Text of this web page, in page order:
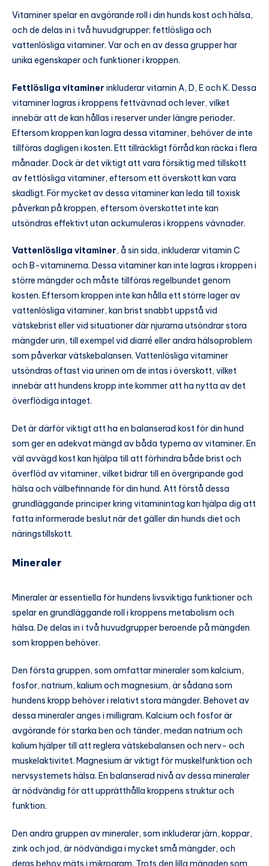
Vitaminer spelar en avgörande roll i din hunds kost och hälsa,
och de delas in i två huvudgrupper: fettlösliga och
vattenlösliga vitaminer. Var och en av dessa grupper har
unika egenskaper och funktioner i kroppen.
Fettlösliga vitaminer inkluderar vitamin A, D, E och K. Dessa
vitaminer lagras i kroppens fettvävnad och lever, vilket
innebär att de kan hållas i reserver under längre perioder.
Eftersom kroppen kan lagra dessa vitaminer, behöver de inte
tillföras dagligen i kosten. Ett tillräckligt förråd kan räcka i flera
månader. Dock är det viktigt att vara försiktig med tillskott
av fettlösliga vitaminer, eftersom ett överskott kan vara
skadligt. För mycket av dessa vitaminer kan leda till toxisk
påverkan på kroppen, eftersom överskottet inte kan
utsöndras effektivt utan ackumuleras i kroppens vävnader.
Vattenlösliga vitaminer, å sin sida, inkluderar vitamin C
och B-vitaminerna. Dessa vitaminer kan inte lagras i kroppen i
större mängder och måste tillföras regelbundet genom
kosten. Eftersom kroppen inte kan hålla ett större lager av
vattenlösliga vitaminer, kan brist snabbt uppstå vid
vätskebrist eller vid situationer där njurarna utsöndrar stora
mängder urin, till exempel vid diarré eller andra hälsoproblem
som påverkar vätskebalansen. Vattenlösliga vitaminer
utsöndras oftast via urinen om de intas i överskott, vilket
innebär att hundens kropp inte kommer att ha nytta av det
överflödiga intaget.
Det är därför viktigt att ha en balanserad kost för din hund
som ger en adekvat mängd av båda typerna av vitaminer. En
väl avvägd kost kan hjälpa till att förhindra både brist och
överflöd av vitaminer, vilket bidrar till en övergripande god
hälsa och välbefinnande för din hund. Att förstå dessa
grundläggande principer kring vitaminintag kan hjälpa dig att
fatta informerade beslut när det gäller din hunds diet och
näringstillskott.
Mineraler
Mineraler är essentiella för hundens livsviktiga funktioner och
spelar en grundläggande roll i kroppens metabolism och
hälsa. De delas in i två huvudgrupper beroende på mängden
som kroppen behöver.
Den första gruppen, som omfattar mineraler som kalcium,
fosfor, natrium, kalium och magnesium, är sådana som
hundens kropp behöver i relativt stora mängder. Behovet av
dessa mineraler anges i milligram. Kalcium och fosfor är
avgörande för starka ben och tänder, medan natrium och
kalium hjälper till att reglera vätskebalansen och nerv- och
muskelaktivitet. Magnesium är viktigt för muskelfunktion och
nervsystemets hälsa. En balanserad nivå av dessa mineraler
är nödvändig för att upprätthålla kroppens struktur och
funktion.
Den andra gruppen av mineraler, som inkluderar järn, koppar,
zink och jod, är nödvändiga i mycket små mängder, och
deras behov mäts i mikrogram. Trots den lilla mängden som